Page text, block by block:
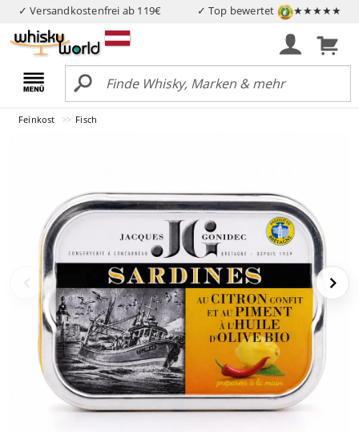
✓ Versandkostenfrei ab 119€ ✓ Top bewertet ★★★★★
Feinkost Fisch